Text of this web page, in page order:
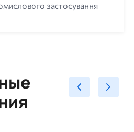
застосування